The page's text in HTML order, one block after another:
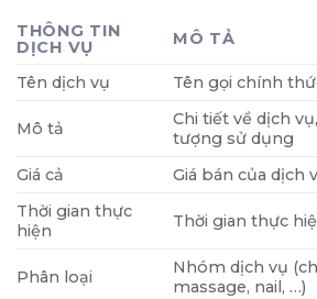
THÔNG TIN
DỊCH VỤ
MÔ TẢ
Tên dịch vụ Tên gọi chính
Mô tả
Chi tiết về dịch
tượng sử dụng
Giá cả
Giá bán của dịch
Thời gian thực
hiện
Thời gian thực
Phân loại
Nhóm dịch vụ
massage, nail, …)